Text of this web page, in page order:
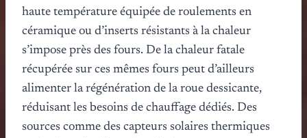
haute température équipée de roulements en
céramique ou d’inserts résistants à la chaleur
s’impose près des fours. De la chaleur fatale
récupérée sur ces mêmes fours peut d’ailleurs
alimenter la régénération de la roue dessicante,
réduisant les besoins de chauffage dédiés. Des
sources comme des capteurs solaires thermiques